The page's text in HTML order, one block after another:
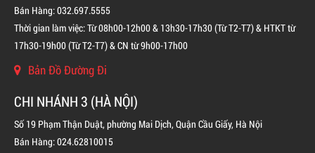
Bán Hàng: 032.697.5555
Thời gian làm việc: Từ 08h00-12h00 & 13h30-17h30 (Từ T2-T7) & HTKT từ
17h30-19h00 (Từ T2-T7) & CN từ 9h00-17h00
Bản Đồ Đường Đi
CHI NHÁNH 3 (HÀ NỘI)
Số 19 Phạm Thận Duật, phường Mai Dịch, Quận Cầu Giấy, Hà Nội
Bán Hàng: 024.62810015